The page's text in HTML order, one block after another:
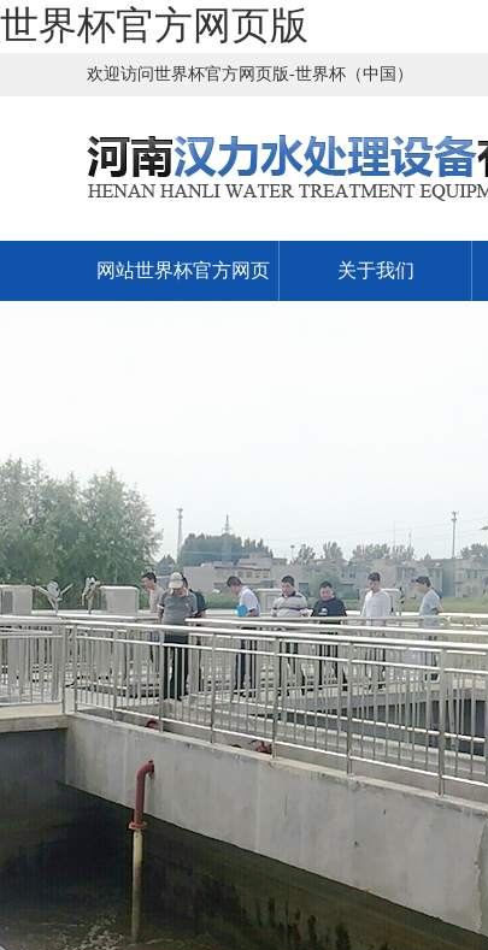
世界杯官方网页版
欢迎访问世界杯官方网页版-世界杯（中国）
网站世界杯官方网页 关于我们